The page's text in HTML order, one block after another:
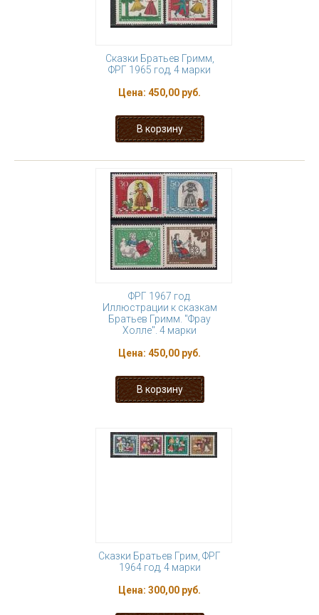
Сказки Братьев Гримм,
ФРГ 1965 год, 4 марки
Цена: 450,00 руб.
ФРГ 1967 год.
Иллюстрации к сказкам
Братьев Гримм. "Фрау
Холле". 4 марки
Цена: 450,00 руб.
Сказки Братьев Грим, ФРГ
1964 год, 4 марки
Цена: 300,00 руб.